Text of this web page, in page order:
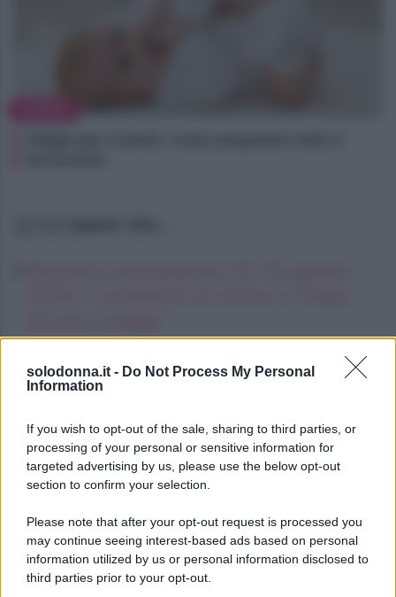
solodonna.it - Do Not Process My Personal
Information
If you wish to opt-out of the sale, sharing to third parties, or
processing of your personal or sensitive information for
targeted advertising by us, please use the below opt-out
section to confirm your selection.
Please note that after your opt-out request is processed you
may continue seeing interest-based ads based on personal
information utilized by us or personal information disclosed to
third parties prior to your opt-out.
calciatore mamma a tempo pieno
Oroscopo del pomeriggio, sabato 8
agosto